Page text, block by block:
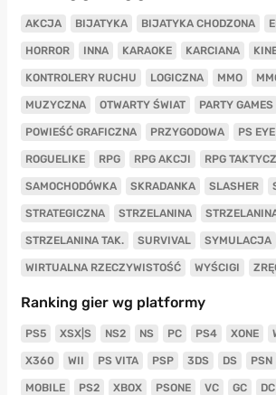
AKCJA BIJATYKA BIJATYKA CHODZONA
HORROR INNA KARAOKE KARCIANA
KONTROLERY RUCHU LOGICZNA MMO
MUZYCZNA OTWARTY ŚWIAT PARTY GAMES
POWIEŚĆ GRAFICZNA PRZYGODOWA PS EYE
ROGUELIKE RPG RPG AKCJI RPG
SAMOCHODÓWKA SKRADANKA SLASHER
STRATEGICZNA STRZELANINA
STRZELANINA TAK. SURVIVAL SYMULACJA
WIRTUALNA RZECZYWISTOŚĆ WYŚCIGI
Ranking gier wg platformy
PS5 XSX|S NS2 NS PC PS4 XONE
X360 WII PS VITA PSP 3DS DS PSN
MOBILE PS2 XBOX PSONE VC GC DC